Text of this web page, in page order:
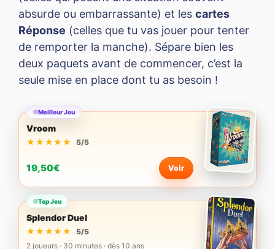
absurde ou embarrassante) et les cartes
Réponse (celles que tu vas jouer pour tenter
de remporter la manche). Sépare bien les
deux paquets avant de commencer, c’est la
seule mise en place dont tu as besoin !
Meilleur Jeu
Vroom
★★★★★
★★★★★ 5/5
19,50€ Voir
Top Jeu
Splendor Duel
★★★★★
★★★★★
5/5
2 joueurs · 30 minutes · dès 10 ans